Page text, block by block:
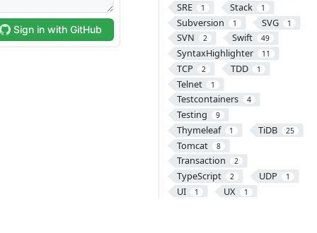
SRE 1 Stack 1
Subversion 1 SVG 1
SVN 2 Swift 49
SyntaxHighlighter 11
TCP 2 TDD 1
Telnet 1
Testcontainers 4
Testing 9
Thymeleaf 1 TiDB 25
Tomcat 8
Transaction 2
TypeScript 2 UDP 1
UI 1 UX 1